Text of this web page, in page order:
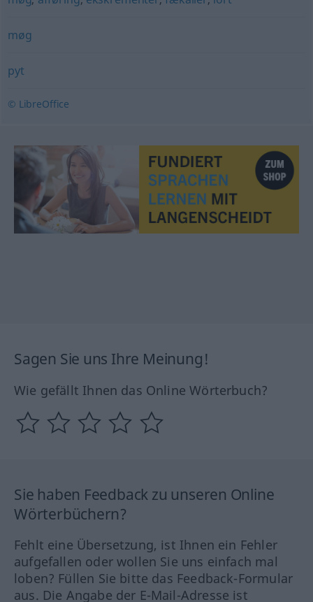
møg
pyt
© LibreOffice
Sagen Sie uns Ihre Meinung!
Wie gefällt Ihnen das Online Wörterbuch?
Sie haben Feedback zu unseren Online
Wörterbüchern?
Fehlt eine Übersetzung, ist Ihnen ein Fehler
aufgefallen oder wollen Sie uns einfach mal
loben? Füllen Sie bitte das Feedback-Formular
aus. Die Angabe der E-Mail-Adresse ist